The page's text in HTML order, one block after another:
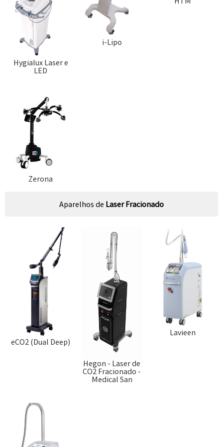
Hygialux Laser e
LED
i-Lipo
Zerona
Aparelhos de Laser Fracionado
eCO2 (Dual Deep)
Hegon - Laser de
CO2 Fracionado -
Medical San
Lavieen